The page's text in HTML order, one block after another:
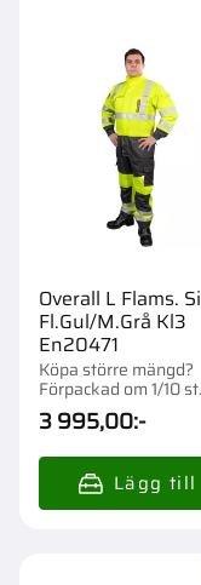
Overall L Flams.
Fl.Gul/M.Grå Kl3
En20471
Köpa större mängd?
Förpackad om 1/10 st.
3 995,00:-